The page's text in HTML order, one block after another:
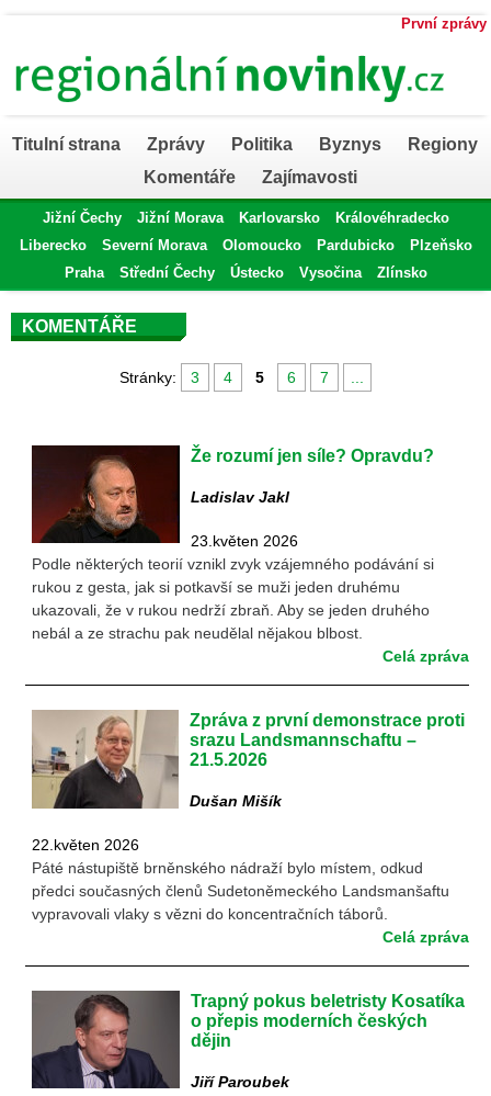
První zprávy
Titulní strana Zprávy Politika Byznys
Regiony
Komentáře
Zajímavosti
Jižní Čechy Jižní Morava Karlovarsko
Královéhradecko
Liberecko
Severní Morava Olomoucko Pardubicko
Plzeňsko
Praha
Střední Čechy Ústecko Vysočina Zlínsko
KOMENTÁŘE
Stránky: 3 4 5 6 7
Že rozumí jen síle? Opravdu?
Ladislav Jakl
23.květen 2026
Podle některých teorií vznikl zvyk vzájemného podávání si
rukou z gesta, jak si potkavší se muži jeden druhému
ukazovali, že v rukou nedrží zbraň. Aby se jeden druhého
nebál a ze strachu pak neudělal nějakou blbost.
Celá zpráva
Zpráva z první demonstrace proti
srazu Landsmannschaftu –
21.5.2026
Dušan Mišík
22.květen 2026
Páté nástupiště brněnského nádraží bylo místem, odkud
předci současných členů Sudetoněmeckého Landsmanšaftu
vypravovali vlaky s vězni do koncentračních táborů.
Celá zpráva
Trapný pokus beletristy Kosatíka
o přepis moderních českých
dějin
Jiří Paroubek